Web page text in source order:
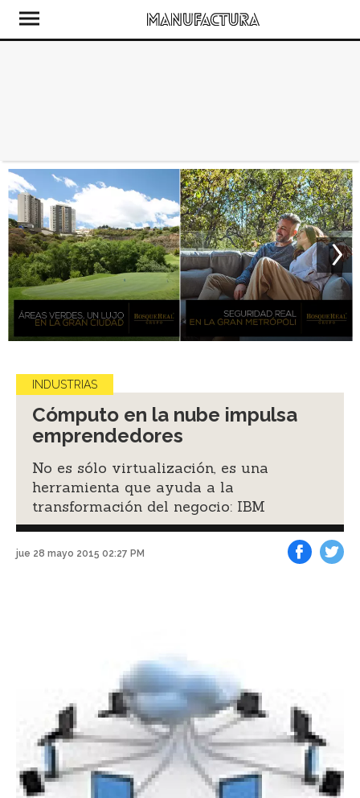
INDUSTRIAS
Cómputo en la nube impulsa
emprendedores
No es sólo virtualización, es una
herramienta que ayuda a la
transformación del negocio: IBM
jue 28 mayo 2015 02:27 PM